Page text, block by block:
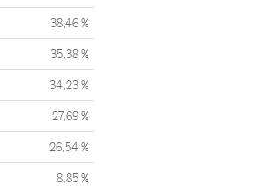
38,46 %
35,38 %
34,23 %
27,69 %
26,54 %
8,85 %